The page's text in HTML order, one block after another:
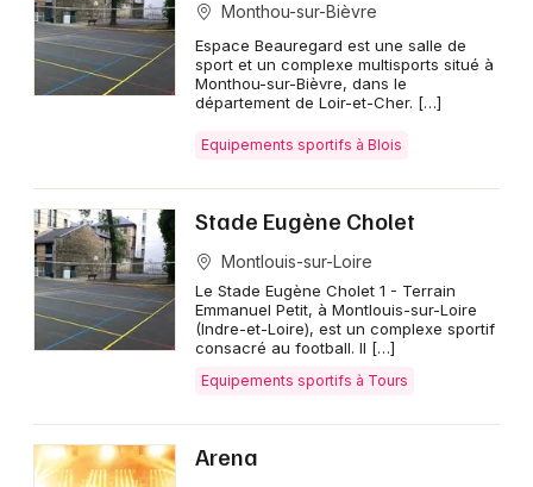
Monthou-sur-Bièvre
Espace Beauregard est une salle de
sport et un complexe multisports situé à
Monthou-sur-Bièvre, dans le
département de Loir-et-Cher. […]
Equipements sportifs à Blois
Stade Eugène Cholet
Montlouis-sur-Loire
Le Stade Eugène Cholet 1 - Terrain
Emmanuel Petit, à Montlouis-sur-Loire
(Indre-et-Loire), est un complexe sportif
consacré au football. Il […]
Equipements sportifs à Tours
Arena